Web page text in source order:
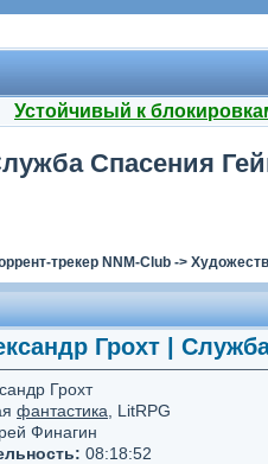
Устойчивый к
Спасения
трекер NNM-Club ->
Грохт |
Грохт
фантастика , LitRPG
Финагин
08:18:52